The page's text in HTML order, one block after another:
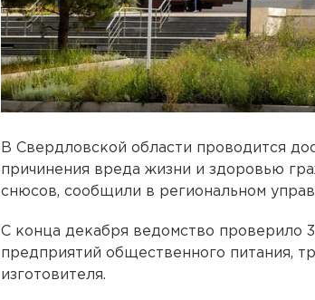
В Свердловской области проводится
причинения вреда жизни и здоровью
снюсов, сообщили в региональном
С конца декабря ведомство проверило
предприятий общественного питания,
изготовителя.